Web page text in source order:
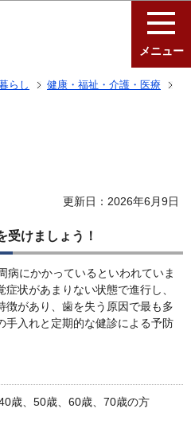
メニュー
らし
健康・福祉・介護・医療
更新日：2026年6月9日
受けましょう！
病にかかっているといわれていま
状があまりない状態で進行し、
徴があり、歯を失う原因で最も多
手入れと定期的な健診による予防
歳、50歳、60歳、70歳の方